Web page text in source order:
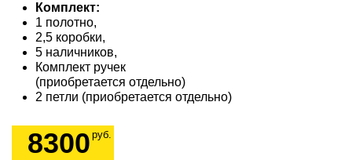
Комплект:
1 полотно,
2,5 коробки,
5 наличников,
Комплект ручек
(приобретается отдельно)
2 петли (приобретается отдельно)
8300 руб.